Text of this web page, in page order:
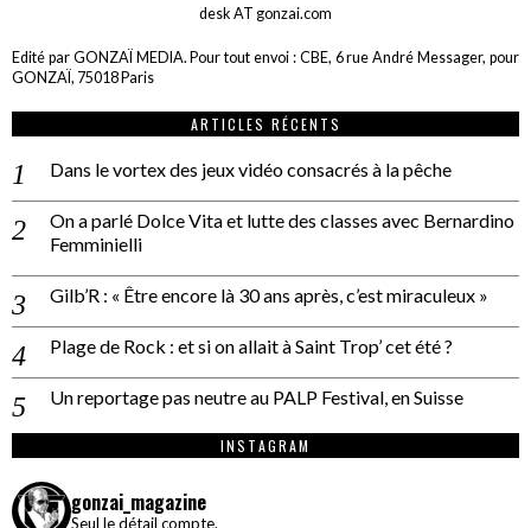
desk AT gonzai.com
Edité par GONZAÏ MEDIA. Pour tout envoi : CBE, 6 rue André Messager, pour
GONZAÏ, 75018 Paris
ARTICLES RÉCENTS
Dans le vortex des jeux vidéo consacrés à la pêche
On a parlé Dolce Vita et lutte des classes avec Bernardino
Femminielli
Gilb’R : « Être encore là 30 ans après, c’est miraculeux »
Plage de Rock : et si on allait à Saint Trop’ cet été ?
Un reportage pas neutre au PALP Festival, en Suisse
INSTAGRAM
gonzai_magazine
Seul le détail compte.